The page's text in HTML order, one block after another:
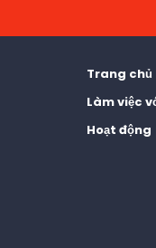
Trang chủ
Làm việc
Hoạt động